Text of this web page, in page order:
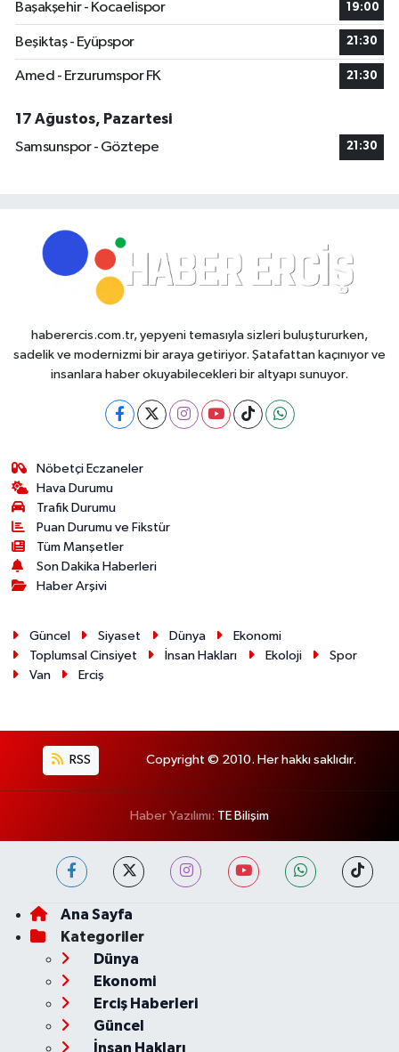
Başakşehir - Kocaelispor
19:00
Beşiktaş - Eyüpspor 21:30
Amed - Erzurumspor FK 21:30
17 Ağustos, Pazartesi
Samsunspor - Göztepe
21:30
haberercis.com.tr, yepyeni temasıyla sizleri buluştururken,
sadelik ve modernizmi bir araya getiriyor. Şatafattan kaçınıyor ve
insanlara haber okuyabilecekleri bir altyapı sunuyor.
Nöbetçi Eczaneler
Hava Durumu
Trafik Durumu
Puan Durumu ve Fikstür
Tüm Manşetler
Son Dakika Haberleri
Haber Arşivi
Güncel Siyaset Dünya
Ekonomi
Toplumsal Cinsiyet
İnsan Hakları Ekoloji
Spor
Van
Erciş
RSS Copyright © 2010. Her hakkı saklıdır.
Haber Yazılımı: TE Bilişim
Ana Sayfa
Kategoriler
Dünya
Ekonomi
Erciş Haberleri
Güncel
İnsan Hakları